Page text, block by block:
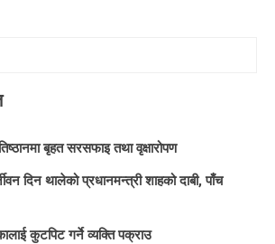
बृहत सरसफाइ तथा वृक्षारोपण
दिन थालेको प्रधानमन्त्री शाहको दाबी, पाँच
कुटपिट गर्ने व्यक्ति पक्राउ